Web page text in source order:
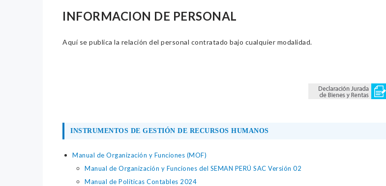
INFORMACION DE PERSONAL
Aquí se publica la relación del personal contratado bajo cualquier modalidad.
INSTRUMENTOS DE GESTIÓN DE RECURSOS HUMANOS
Manual de Organización y Funciones (MOF)
Manual de Organización y Funciones del SEMAN PERÚ SAC Versión 02
Manual de Políticas Contables 2024